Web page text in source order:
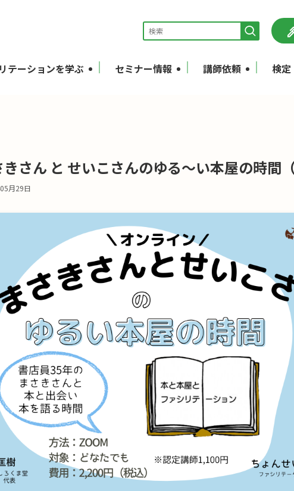
テーションを学ぶ セミナー情報 講師依頼 検定
きさん と せいこさんのゆる〜い本屋の時間
月29日